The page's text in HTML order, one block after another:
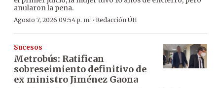
anularon la pena.
Agosto 7, 2026 09:54 p. m. · Redacción ÚH
Sucesos
Metrobús: Ratifican
sobreseimiento definitivo de
ex ministro Jiménez Gaona